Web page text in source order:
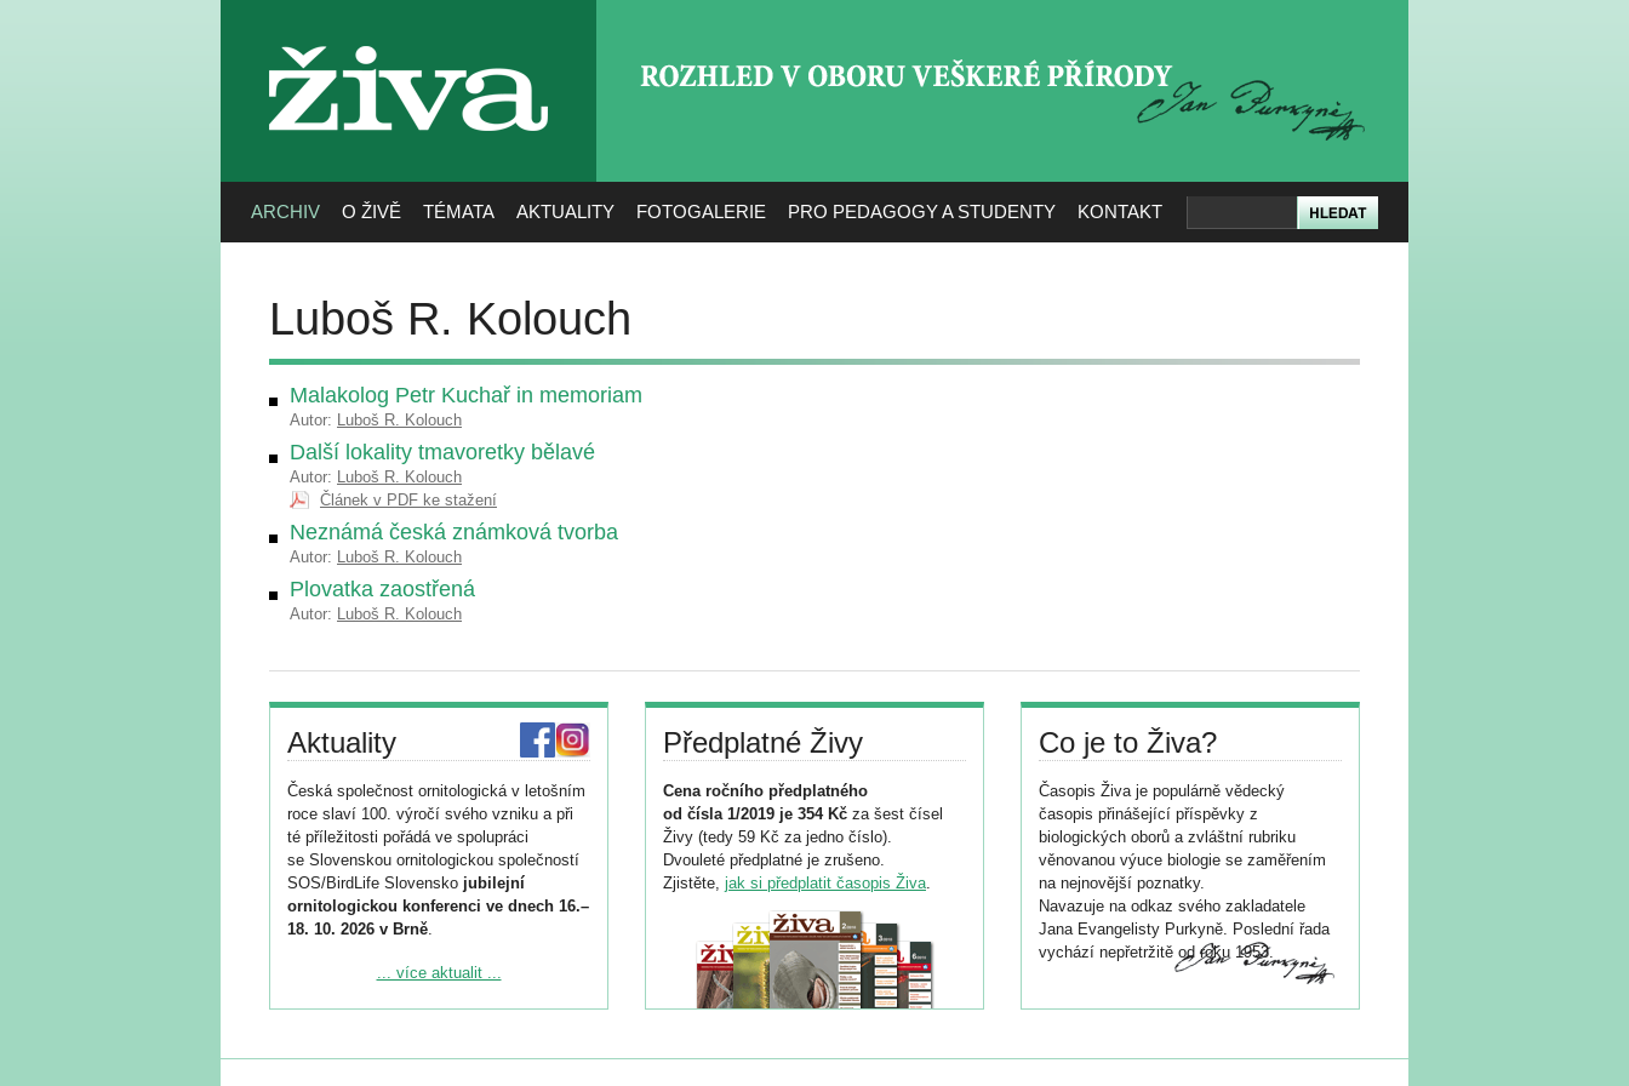
živa
ARCHIV O ŽIVĚ TÉMATA AKTUALITY FOTOGALERIE PRO PEDAGOGY A STUDENTY KONTAKT
Luboš R. Kolouch
Malakolog Petr Kuchař in memoriam
Autor: Luboš R. Kolouch
Další lokality tmavoretky bělavé
Autor: Luboš R. Kolouch
Článek v PDF ke stažení
Neznámá česká známková tvorba
Autor: Luboš R. Kolouch
Plovatka zaostřená
Autor: Luboš R. Kolouch
Aktuality
Česká společnost ornitologická v letošním
roce slaví 100. výročí svého vzniku a při
té příležitosti pořádá ve spolupráci
se Slovenskou ornitologickou společností
SOS/BirdLife Slovensko jubilejní
ornitologickou konferenci ve dnech 16.–
18. 10. 2026 v Brně.
Podrobnější informace ke konferenci
Registrovat se můžete do 6. září.
... více aktualit ...
Předplatné Živy
Cena ročního předplatného
od čísla 1/2019 je 354 Kč za šest čísel
Živy (tedy 59 Kč za jedno číslo).
Dvouleté předplatné je zrušeno.
Zjistěte, jak si předplatit časopis Živa.
Co je to Živa?
Časopis Živa je populárně vědecký
časopis přinášející příspěvky z
biologických oborů a zvláštní rubriku
věnovanou výuce biologie se zaměřením
na nejnovější poznatky.
Navazuje na odkaz svého zakladatele
Jana Evangelisty Purkyně. Poslední řada
vychází nepřetržitě od roku 1953.